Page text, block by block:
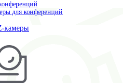
для конференций
камеры